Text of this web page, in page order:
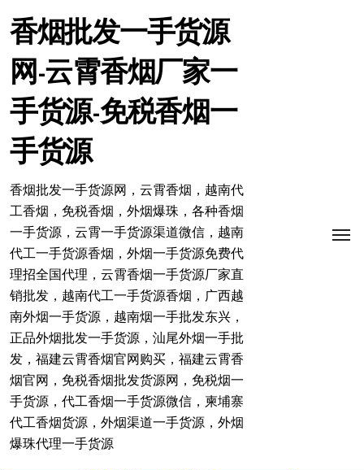
转香烟批发一手货源
网-云霄香烟厂家一
手货源-免税香烟一
手货源
香烟批发一手货源网，云霄香烟，越南代
工香烟，免税香烟，外烟爆珠，各种香烟
一手货源，云霄一手货源渠道微信，越南
代工一手货源香烟，外烟一手货源免费代
理招全国代理，云霄香烟一手货源厂家直
销批发，越南代工一手货源香烟，广西越
南外烟一手货源，越南烟一手批发东兴，
正品外烟批发一手货源，汕尾外烟一手批
发，福建云霄香烟官网购买，福建云霄香
烟官网，免税香烟批发货源网，免税烟一
手货源，代工香烟一手货源微信，柬埔寨
代工香烟货源，外烟渠道一手货源，外烟
爆珠代理一手货源